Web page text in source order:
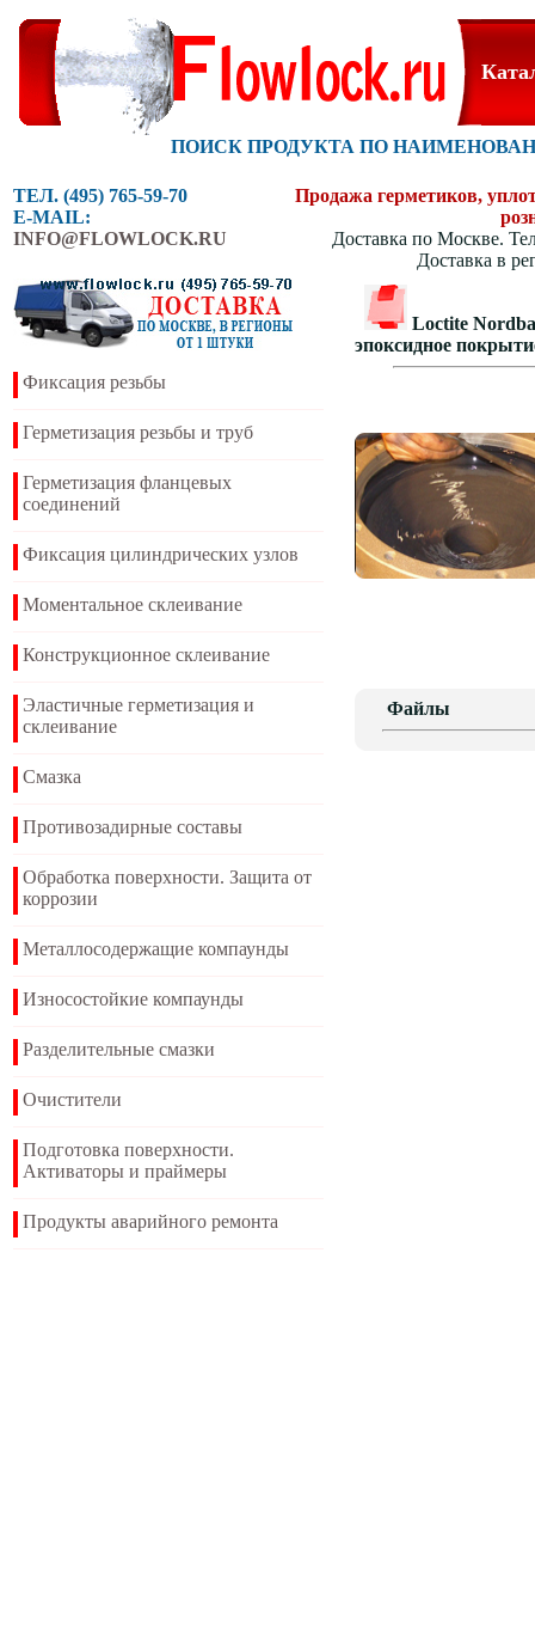
ПОИСК ПРОДУКТА ПО
ТЕЛ. (495) 765-59-70
E-MAIL:
INFO@FLOWLOCK.RU
Продажа герметиков,
Доставка по Москве.
Доставка в
Фиксация резьбы
Герметизация резьбы и труб
Герметизация фланцевых
соединений
Фиксация цилиндрических узлов
Моментальное склеивание
Конструкционное склеивание
Эластичные герметизация и
склеивание
Смазка
Противозадирные составы
Обработка поверхности. Защита от
коррозии
Металлосодержащие компаунды
Износостойкие компаунды
Разделительные смазки
Очистители
Подготовка поверхности.
Активаторы и праймеры
Продукты аварийного ремонта
Loctite
эпоксидное
Файлы